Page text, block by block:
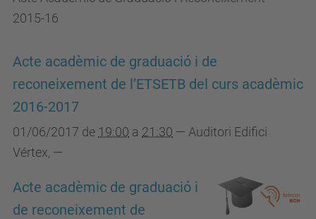
2015-16
Acte acadèmic de graduació i de
reconeixement de l’ETSETB del curs acadèmic
2016-2017
01/06/2017 de 19:00 a 21:30 — Auditori Edifici
Vértex, —
Acte acadèmic de graduació i
de reconeixement de